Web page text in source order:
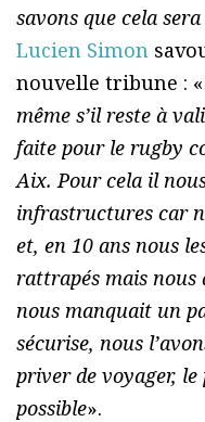
savons que cela
Lucien Simon
nouvelle tribune : «
même s’il reste à
faite pour le rugby
Aix. Pour cela il
infrastructures car
et, en 10 ans nous
rattrapés mais nous
nous manquait un
sécurise, nous
priver de voyager,
possible».